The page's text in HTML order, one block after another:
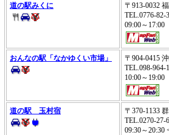
道の駅みくに
〒913-0032
TEL.0776-82-
09:00～
おんなの駅「なかゆくい市場」
〒904-0415
TEL.098-964-
10:00～
道の駅 玉村宿
〒370-1133
TEL.0270-27-
09:30～20:30